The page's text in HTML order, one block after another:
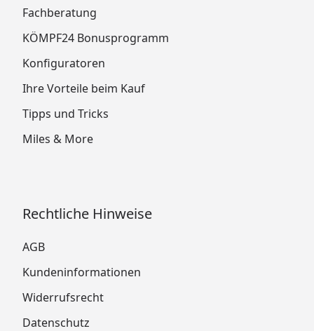
Fachberatung
KÖMPF24 Bonusprogramm
Konfiguratoren
Ihre Vorteile beim Kauf
Tipps und Tricks
Miles & More
Rechtliche Hinweise
AGB
Kundeninformationen
Widerrufsrecht
Datenschutz